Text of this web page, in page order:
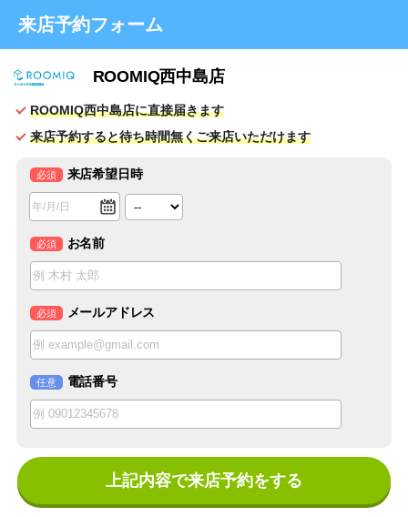
来店予約フォーム
ROOMIQ西中島店
ROOMIQ西中島店に直接届きます
来店予約すると待ち時間無くご来店いただけます
必須 来店希望日時
必須 お名前
必須 メールアドレス
任意 電話番号
上記内容で来店予約をする